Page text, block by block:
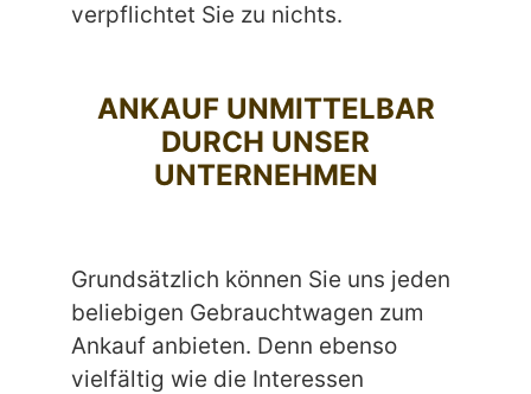
verpflichtet Sie zu nichts.
ANKAUF UNMITTELBAR
DURCH UNSER
UNTERNEHMEN
Grundsätzlich können Sie uns jeden
beliebigen Gebrauchtwagen zum
Ankauf anbieten. Denn ebenso
vielfältig wie die Interessen